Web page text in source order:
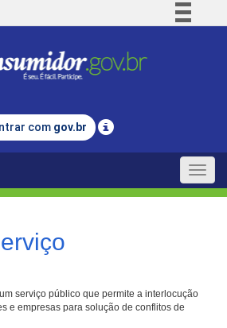
Comunica BR
Legislação
com gov.br
Toggle
serviço público que permite a interlocução
e empresas para solução de conflitos de